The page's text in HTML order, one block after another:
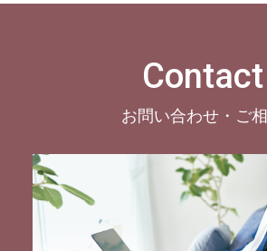
Contact
お問い合わせ・ご